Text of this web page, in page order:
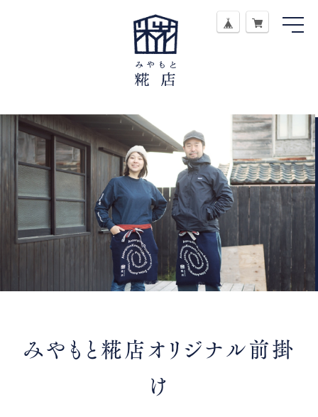
みやもと糀店オリジナル前掛
け